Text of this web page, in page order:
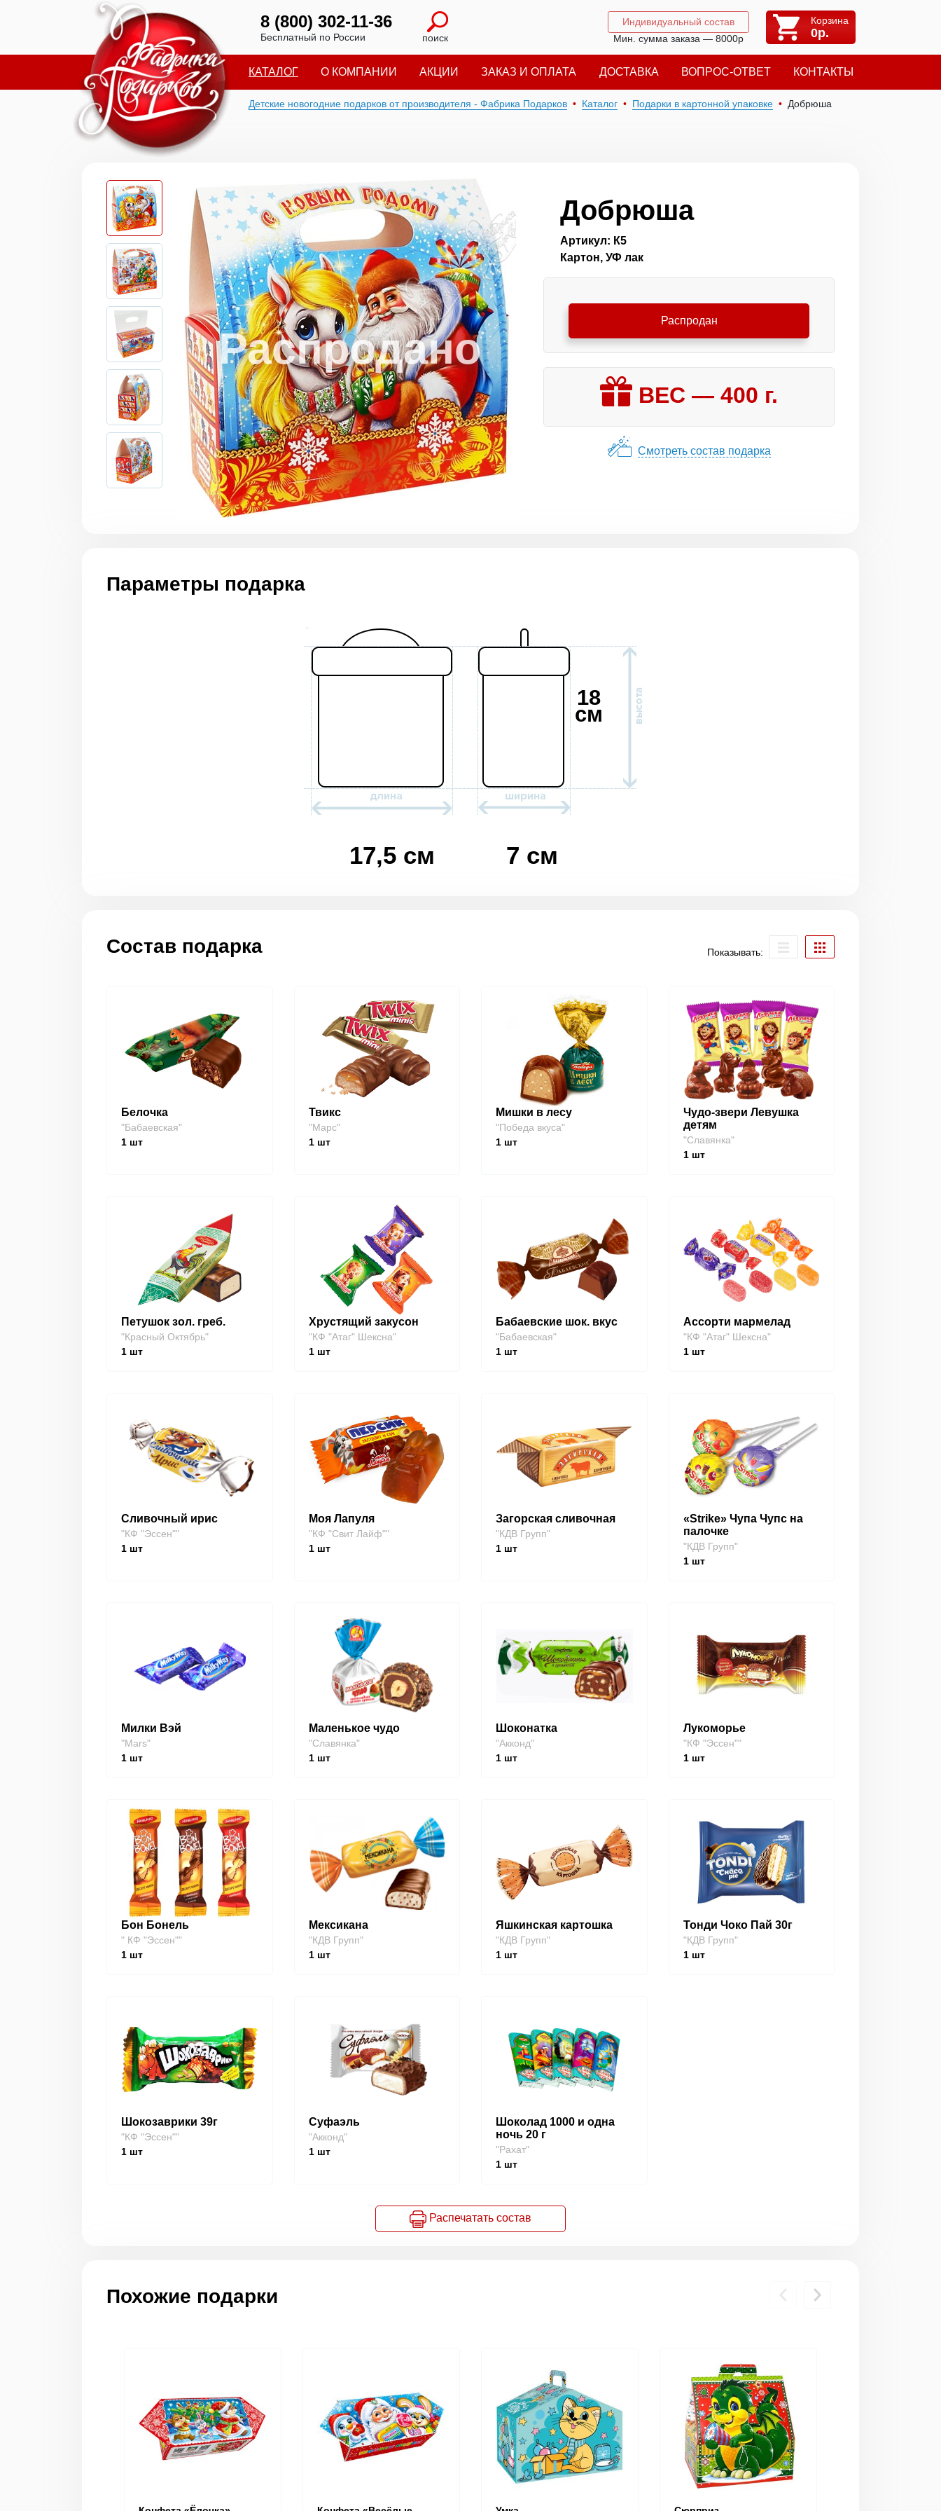
8 (800) 302-11-36
Бесплатный по России поиск
Индивидуальный состав
Мин. сумма заказа — 8000р
Корзина
0р.
КАТАЛОГ О КОМПАНИИ АКЦИИ ЗАКАЗ И ОПЛАТА ДОСТАВКА ВОПРОС-ОТВЕТ КОНТАКТЫ
Детские новогодние подарков от производителя - Фабрика Подарков Каталог Подарки в картонной упаковке Добрюша
Добрюша
Артикул: К5
Картон, УФ лак
Распродан
ВЕС —400 г.
Смотреть состав подарка
Параметры подарка
17,5 см 7 см
18
см
Состав подарка Показывать:
Белочка
"Бабаевская"
1 шт
Твикс
"Марс"
1шт
Мишки в лесу
"Победа вкуса"
1 шт
Чудо-звери Левушка
детям
"Славянка"
1шт
Петушок зол. греб.
"Красный Октябрь"
1 шт
Хрустящий закусон
"КФ "Атаг" Шексна"
1шт
Бабаевские шок. вкус
"Бабаевская"
1 шт
Ассорти мармелад
"КФ "Атаг" Шексна"
1шт
Сливочный ирис
"КФ "Эссен""
1 шт
Моя Лапуля
"КФ "Свит Лайф""
1шт
Загорская сливочная
"КДВ Групп"
1 шт
«Strike» Чупа Чупс на
палочке
"КДВ Групп"
1шт
Милки Вэй
"Mars"
1 шт
Маленькое чудо
"Славянка"
1шт
Шоконатка
"Акконд"
1 шт
Лукоморье
"КФ "Эссен""
1шт
Бон Бонель
" КФ "Эссен""
1 шт
Мексикана
"КДВ Групп"
1шт
Яшкинская картошка
"КДВ Групп"
1 шт
Тонди Чоко Пай 30г
"КДВ Групп"
1шт
Шокозаврики 39г
"КФ "Эссен""
1 шт
Суфаэль
"Акконд"
1шт
Шоколад 1000 и одна
ночь 20 г
"Рахат"
1 шт
Распечатать состав
Похожие подарки